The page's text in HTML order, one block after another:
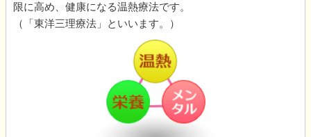
限に高め、健康になる温熱療法です。
（「東洋三理療法」といいます。）